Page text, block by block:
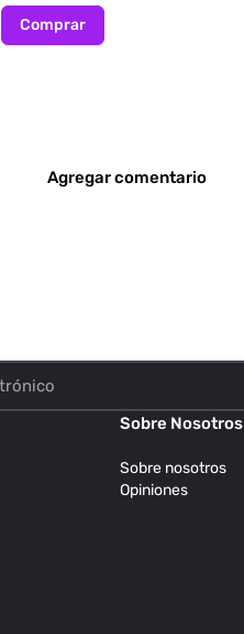
Comprar
Agregar comentario
Sobre Nosotros
Sobre nosotros
Opiniones